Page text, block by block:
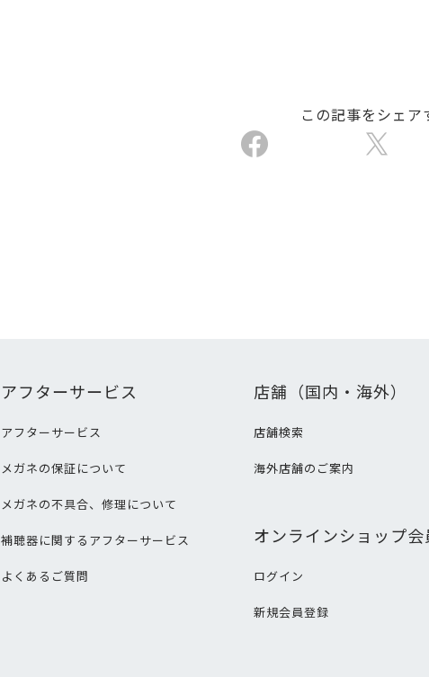
この記事をシェア
アフターサービス
アフターサービス
メガネの保証について
メガネの不具合、修理について
補聴器に関するアフターサービス
よくあるご質問
店舗（国内・海外）
店舗検索
海外店舗のご案内
オンラインショップ会
ログイン
新規会員登録